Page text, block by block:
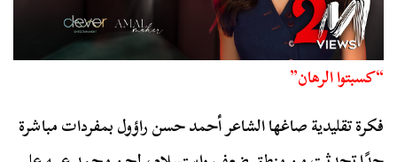
“كسبتوا الرهان”
فكرة تقليدية صاغها الشاعر أحمد حسن راؤول بمفردات مباشرة